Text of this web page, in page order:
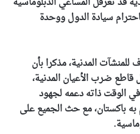
سيادة الدول ووحدة
للمنشآت المدنية، مذكرا بأن
قاطع ضرب الأعيان المدنية،
في الوقت ذاته دعمه لجهود
باكستان، مع حث الجميع على